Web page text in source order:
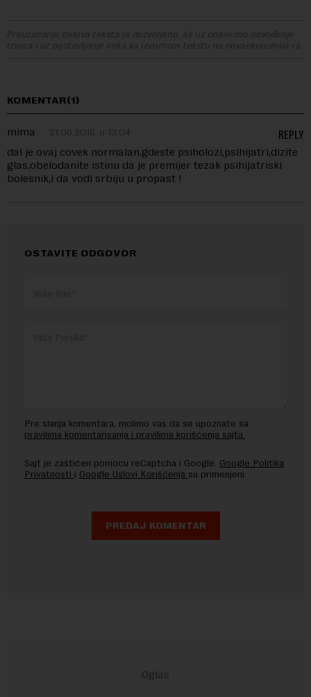
Preuzimanje delova teksta je dozvoljeno, ali uz obavezno navođenje
izvora i uz postavljanje linka ka izvornom tekstu na novaekonomija.rs
KOMENTAR(1)
mima 21.06.2016. u 13:04
dal je ovaj covek normalan.gdeste psiholozi,psihijatri,dizite
glas,obelodanite istinu da je premijer tezak psihijatriski
bolesnik,i da vodi srbiju u propast !
REPLY
OSTAVITE ODGOVOR
Pre slanja komentara, molimo vas da se upoznate sa
pravilima komentarisanja i pravilima korišćenja sajta.
Sajt je zaštićen pomocu reCaptcha i Google. Google Politika
Privatnosti i Google Uslovi Korišćenja su primenjeni.